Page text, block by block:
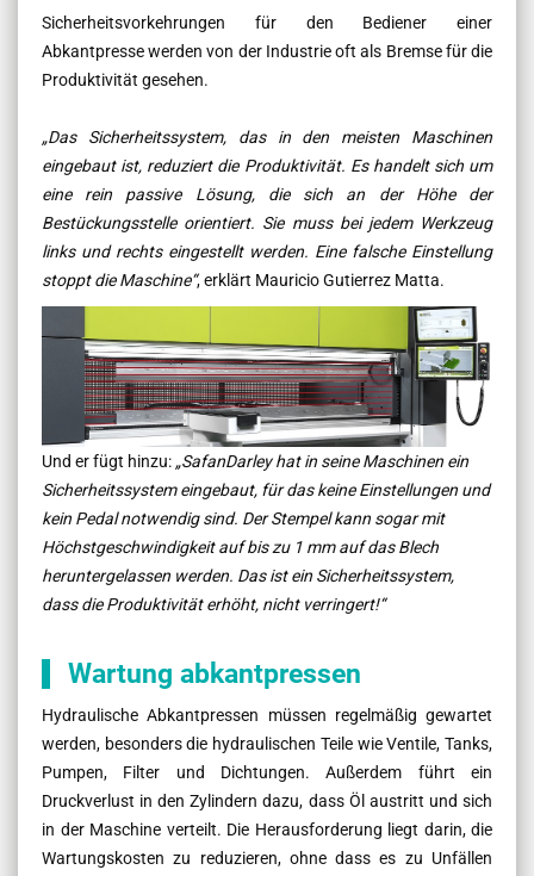
Sicherheitsvorkehrungen für den Bediener einer
Abkantpresse werden von der Industrie oft als Bremse für die
Produktivität gesehen.
„Das Sicherheitssystem, das in den meisten Maschinen
eingebaut ist, reduziert die Produktivität. Es handelt sich um
eine rein passive Lösung, die sich an der Höhe der
Bestückungsstelle orientiert. Sie muss bei jedem Werkzeug
links und rechts eingestellt werden. Eine falsche Einstellung
stoppt die Maschine“, erklärt Mauricio Gutierrez Matta.
Und er fügt hinzu: „SafanDarley hat in seine Maschinen ein
Sicherheitssystem eingebaut, für das keine Einstellungen und
kein Pedal notwendig sind. Der Stempel kann sogar mit
Höchstgeschwindigkeit auf bis zu 1 mm auf das Blech
heruntergelassen werden. Das ist ein Sicherheitssystem,
dass die Produktivität erhöht, nicht verringert!“
Wartung abkantpressen
Hydraulische Abkantpressen müssen regelmäßig gewartet
werden, besonders die hydraulischen Teile wie Ventile, Tanks,
Pumpen, Filter und Dichtungen. Außerdem führt ein
Druckverlust in den Zylindern dazu, dass Öl austritt und sich
in der Maschine verteilt. Die Herausforderung liegt darin, die
Wartungskosten zu reduzieren, ohne dass es zu Unfällen